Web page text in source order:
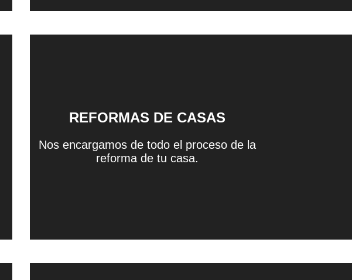
REFORMAS DE CASAS
Nos encargamos de todo el proceso de la
reforma de tu casa.